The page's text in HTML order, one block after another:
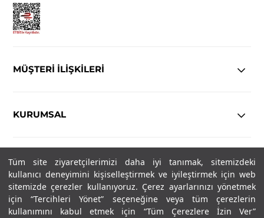
Tüm site ziyaretçilerimizi daha iyi tanımak, sitemizdeki
kullanıcı deneyimini kişiselleştirmek ve iyileştirmek için web
sitemizde çerezler kullanıyoruz. Çerez ayarlarınızı yönetmek
için “Tercihleri Yönet” seçeneğine veya tüm çerezlerin
kullanımını kabul etmek için “Tüm Çerezlere İzin Ver”
MÜŞTERİ İLİŞKİLERİ
KURUMSAL
YASAL
Copyright© 2025 IN-FORMAL Tüm hakları saklıdır.